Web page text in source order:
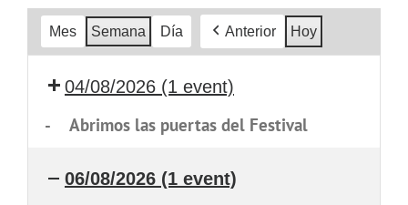
Mes Semana Día Anterior Hoy
04/08/2026 (1 event)
- Abrimos las puertas del Festival
06/08/2026 (1 event)